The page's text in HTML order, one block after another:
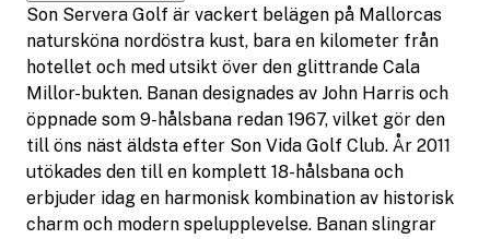
Son Servera Golf är vackert belägen på Mallorcas
natursköna nordöstra kust, bara en kilometer från
hotellet och med utsikt över den glittrande Cala
Millor-bukten. Banan designades av John Harris och
öppnade som 9-hålsbana redan 1967, vilket gör den
till öns näst äldsta efter Son Vida Golf Club. År 2011
utökades den till en komplett 18-hålsbana och
erbjuder idag en harmonisk kombination av historisk
charm och modern spelupplevelse. Banan slingrar